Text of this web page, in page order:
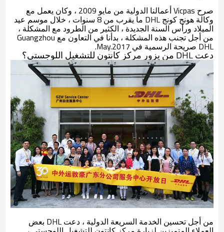
صرح Vicpas أعمالنا الدولية من مايو 2009 ، وكان يعمل مع
وكالة هونج كونج DHL ما يقرب من 8 سنوات ، خلال موسم عيد
الميلاد ورأس السنة الجديدة ، الكثير من الطرود مع المشكلة ،
من أجل تجنب هذه المشكلة ، بدأنا في التعاون مع Guangzhou
DHL صريحة الرسمية في May.2017.
دعت DHL من يزور مركز كانتون للتشغيل اللوجستي؟
من أجل تحسين الخدمة السريعة الدولية ، دعت DHL بعض